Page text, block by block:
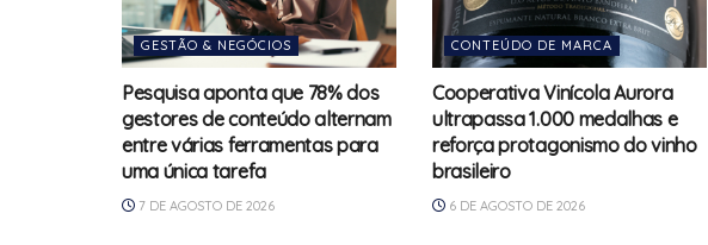
GESTÃO & NEGÓCIOS
Pesquisa aponta que 78% dos
gestores de conteúdo alternam
entre várias ferramentas para
uma única tarefa
7 DE AGOSTO DE 2026
CONTEÚDO DE MARCA
Cooperativa Vinícola Aurora
ultrapassa 1.000 medalhas e
reforça protagonismo do vinho
brasileiro
6 DE AGOSTO DE 2026